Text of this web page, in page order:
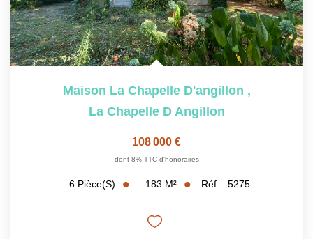
Maison La Chapelle D'angillon ,
La Chapelle D Angillon
108 000 €
dont 8% TTC d'honoraires
6 Pièce(s) 183 M² Réf : 5275